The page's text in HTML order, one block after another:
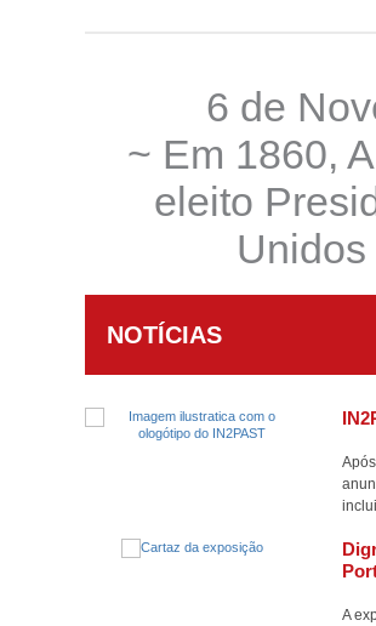
6 de
~ Em 1860,
eleito
NOTÍCIAS
A